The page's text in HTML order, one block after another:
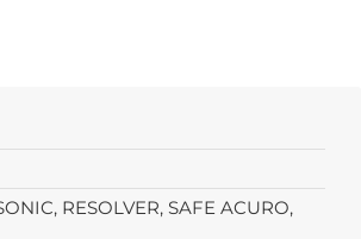
RESOLVER, SAFE ACURO,